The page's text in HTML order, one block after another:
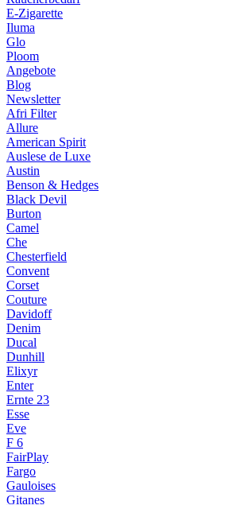
E-Zigarette
Iluma
Glo
Ploom
Angebote
Blog
Newsletter
Afri Filter
Allure
American Spirit
Auslese de Luxe
Austin
Benson & Hedges
Black Devil
Burton
Camel
Che
Chesterfield
Convent
Corset
Couture
Davidoff
Denim
Ducal
Dunhill
Elixyr
Enter
Ernte 23
Esse
Eve
F 6
FairPlay
Fargo
Gauloises
Gitanes